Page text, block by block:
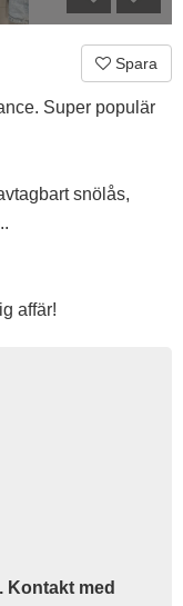
Spara
Super populär
snölås,
affär!
Kontakt med